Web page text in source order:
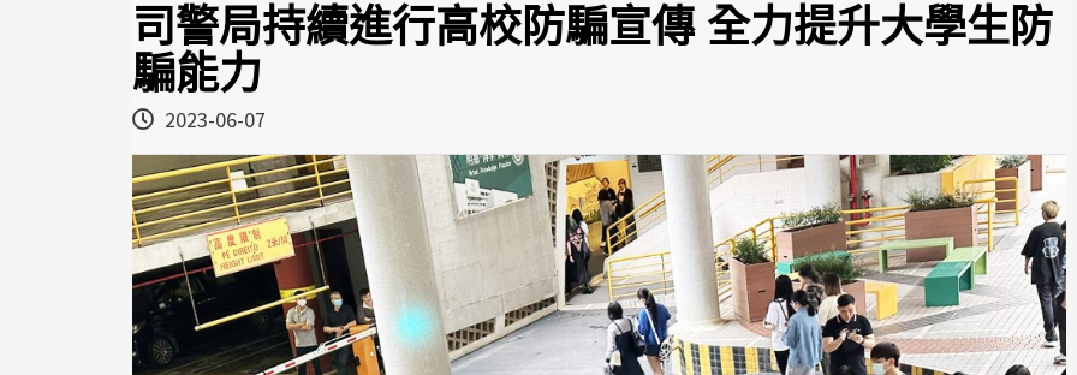
司警局持續進行高校防騙宣傳 全力提升大學生防
騙能力
2023-06-07